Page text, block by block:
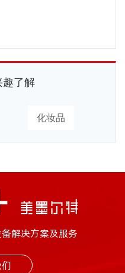
趣了解
化妆品
解决方案及服务